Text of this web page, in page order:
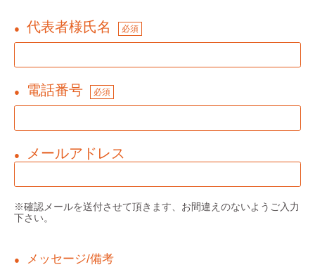
● 代表者様氏名 必須
● 電話番号 必須
● メールアドレス
※確認メールを送付させて頂きます、お間違えのないようご入力
下さい。
● メッセージ/備考